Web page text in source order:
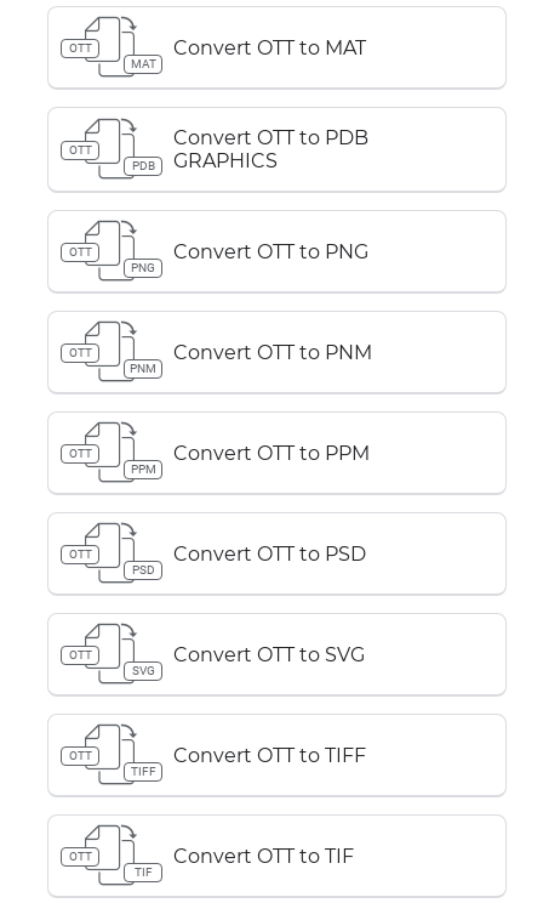
OTT
MAT
Convert OTT to MAT
OTT
PDB
Convert OTT to PDB
GRAPHICS
OTT
PNG
Convert OTT to PNG
OTT
PNM
Convert OTT to PNM
OTT
PPM
Convert OTT to PPM
OTT
PSD
Convert OTT to PSD
OTT
SVG
Convert OTT to SVG
OTT
TIFF
Convert OTT to TIFF
OTT
TIF
Convert OTT to TIF